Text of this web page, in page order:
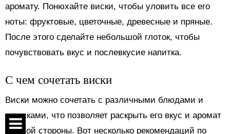
аромату. Понюхайте виски, чтобы уловить все его
ноты: фруктовые, цветочные, древесные и пряные.
После этого сделайте небольшой глоток, чтобы
почувствовать вкус и послевкусие напитка.
С чем сочетать виски
Виски можно сочетать с различными блюдами и
закусками, что позволяет раскрыть его вкус и аромат
с новой стороны. Вот несколько рекомендаций по